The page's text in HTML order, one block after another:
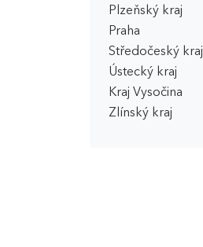
Plzeňský kraj
Praha
Středočeský kraj
Ústecký kraj
Kraj Vysočina
Zlínský kraj